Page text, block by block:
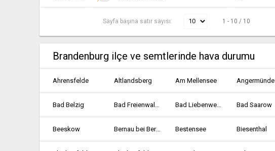
Sayfa başına satır sayısı: 1 - 10 / 10
Brandenburg ilçe ve semtlerinde hava durumu
Ahrensfelde Altlandsberg Am Mellensee Angermünde
Bad Belzig Bad Freienwalde Bad Liebenwerda Bad Saarow
Beeskow Bernau bei Berlin Bestensee Biesenthal